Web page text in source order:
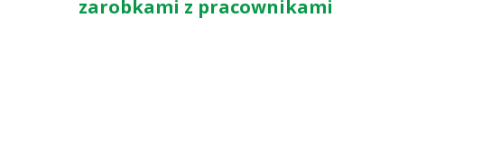
zarobkami z pracownikami